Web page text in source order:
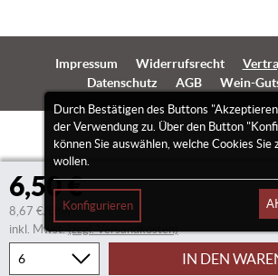
6,50 €
8,67 €/Liter
inkl. Mwst.(zzgl. Versandkosten)
IN DEN
Durch Bestätigen des Buttons
der Verwendung zu. Über den Button
können Sie auswählen, welche Cookies Sie
wollen.
Konfigurieren
Impressum Widerrufsrecht
Datenschutz
AGB Wein-